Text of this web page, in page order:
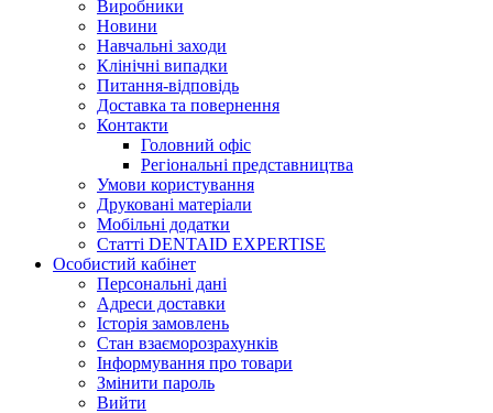
Виробники
Новини
Навчальні заходи
Клінічні випадки
Питання-відповідь
Доставка та повернення
Контакти
Головний офіс
Регіональні представництва
Умови користування
Друковані матеріали
Мобільні додатки
Статті DENTAID EXPERTISE
Особистий кабінет
Персональні дані
Адреси доставки
Історія замовлень
Стан взаєморозрахунків
Інформування про товари
Змінити пароль
Вийти